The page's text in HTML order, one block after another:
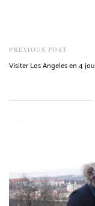
PREVIOUS POST
Visiter Los Angeles en 4